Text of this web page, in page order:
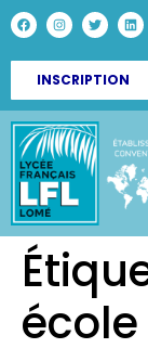
INSCRIPTION
école